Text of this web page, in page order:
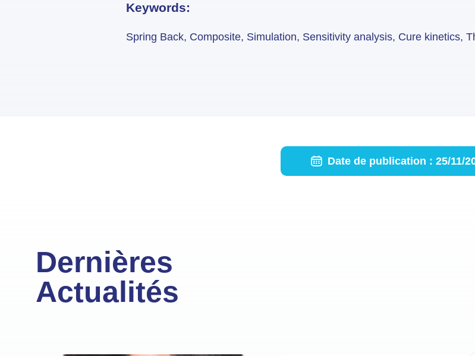
Keywords:
Spring Back, Composite, Simulation, Sensitivity analysis, Cure kinetics,
Date de publication : 25/11/
Dernières
Actualités